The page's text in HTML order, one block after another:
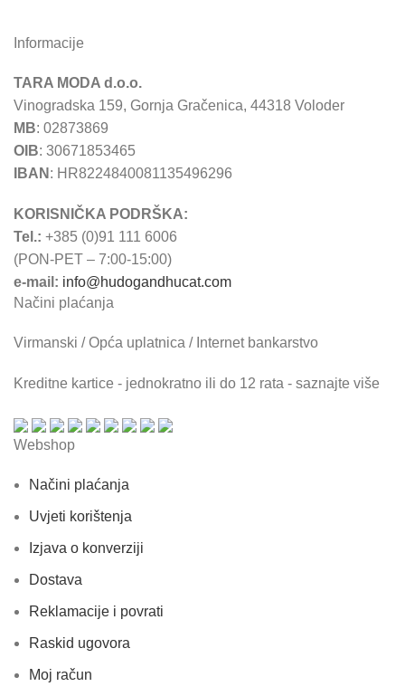
Informacije
TARA MODA d.o.o.
Vinogradska 159, Gornja Gračenica, 44318 Voloder
MB: 02873869
OIB: 30671853465
IBAN : HR8224840081135496296
KORISNIČKA PODRŠKA:
Tel.: +385 (0)91 111 6006
(PON-PET – 7:00-15:00)
e-mail: info@hudogandhucat.com
Načini plaćanja
Virmanski / Opća uplatnica / Internet bankarstvo
Kreditne kartice - jednokratno ili do 12 rata - saznajte više
Webshop
Načini plaćanja
Uvjeti korištenja
Izjava o konverziji
Dostava
Reklamacije i povrati
Raskid ugovora
Moj račun